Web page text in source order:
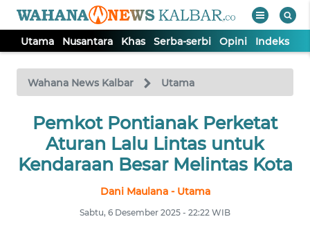
Utama Nusantara Khas Serba-serbi Opini Indeks
Wahana News Kalbar Utama
Pemkot Pontianak Perketat
Aturan Lalu Lintas untuk
Kendaraan Besar Melintas Kota
Dani Maulana - Utama
Sabtu, 6 Desember 2025 - 22:22 WIB
TV
Tutup
UTAMA
NUSANTARA